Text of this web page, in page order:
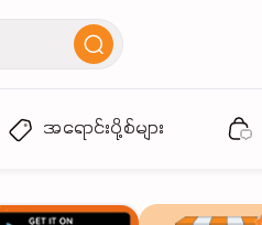
အရောင်းပို့စ်များ